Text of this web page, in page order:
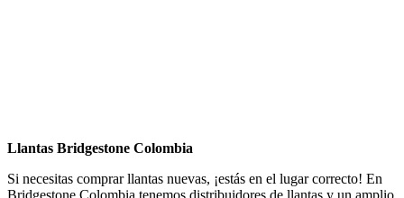
Llantas Bridgestone Colombia
Si necesitas comprar llantas nuevas, ¡estás en el lugar correcto! En
Bridgestone Colombia tenemos distribuidores de llantas y un amplio